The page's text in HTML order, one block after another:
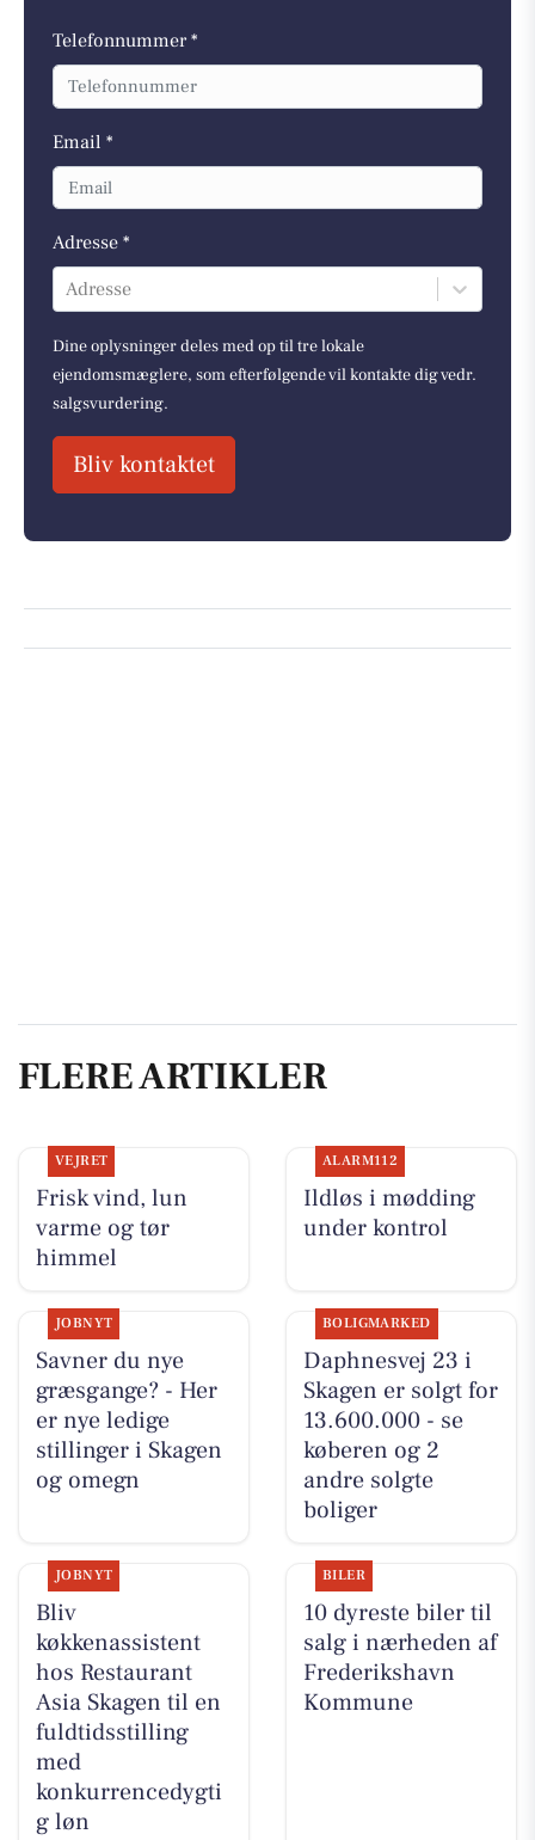
Telefonnummer *
Email *
Adresse *
Adresse
Dine oplysninger deles med op til tre lokale
ejendomsmæglere, som efterfølgende vil kontakte dig vedr.
salgsvurdering.
Bliv kontaktet
FLERE ARTIKLER
VEJRET
Frisk vind, lun
varme og tør
himmel
ALARM112
Ildløs i mødding
under kontrol
JOBNYT
Savner du nye
græsgange? - Her
er nye ledige
stillinger i Skagen
og omegn
BOLIGMARKED
Daphnesvej 23 i
Skagen er solgt for
13.600.000 - se
køberen og 2
andre solgte
boliger
JOBNYT
Bliv
køkkenassistent
hos Restaurant
Asia Skagen til en
fuldtidsstilling
med
konkurrencedygti
g løn
BILER
10 dyreste biler til
salg i nærheden af
Frederikshavn
Kommune